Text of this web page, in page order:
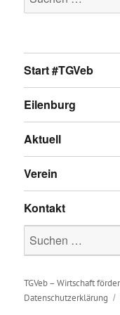
nach:
Start #TGVeb
Eilenburg
Aktuell
Verein
Kontakt
Suche
nach:
TGVeb – Wirtschaft
Datenschutzerklärung